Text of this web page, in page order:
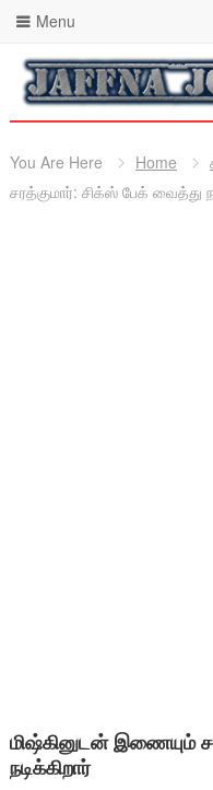
Menu
You Are Here Home
சரத்குமார்: சிக்ஸ் பேக் வைத்து
மிஷ்கினுடன் இணையும்
நடிக்கிறார்